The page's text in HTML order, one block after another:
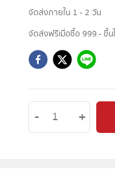
จัดส่งภายใน 1 - 2 วัน
จัดส่งฟรีเมื่อซื้อ 999.- ขึ้น